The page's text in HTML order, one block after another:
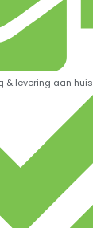
& levering aan huis